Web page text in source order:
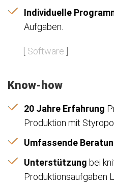
Individuelle
Aufgaben.
Software
Know-how
20 Jahre Erfahrung
Produktion mit
Umfassende
Unterstützung bei
Produktionsaufgaben